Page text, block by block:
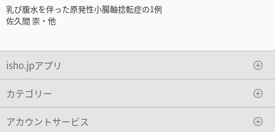
乳び腹水を伴った原発性小腸軸捻転症の1例
佐久間 崇・他
isho.jpアプリ
カテゴリー
アカウントサービス